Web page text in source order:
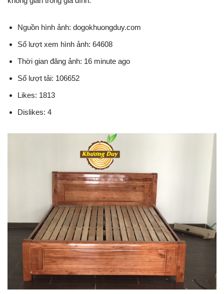
Nguồn hình ảnh: dogokhuongduy.com
Số lượt xem hình ảnh: 64608
Thời gian đăng ảnh: 16 minute ago
Số lượt tải: 106652
Likes: 1813
Dislikes: 4